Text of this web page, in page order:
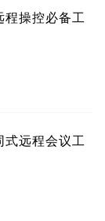
程操控必备工
式远程会议工